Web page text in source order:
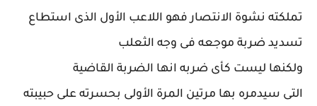
تملكته نشوة الانتصار فهو اللاعب الأول الذى استطاع
تسديد ضربة موجعه فى وجه الثعلب
ولكنها ليست كأى ضربه انها الضربة القاضية
التى سيدمره بها مرتين المرة الأولى بحسرته على حبيبته